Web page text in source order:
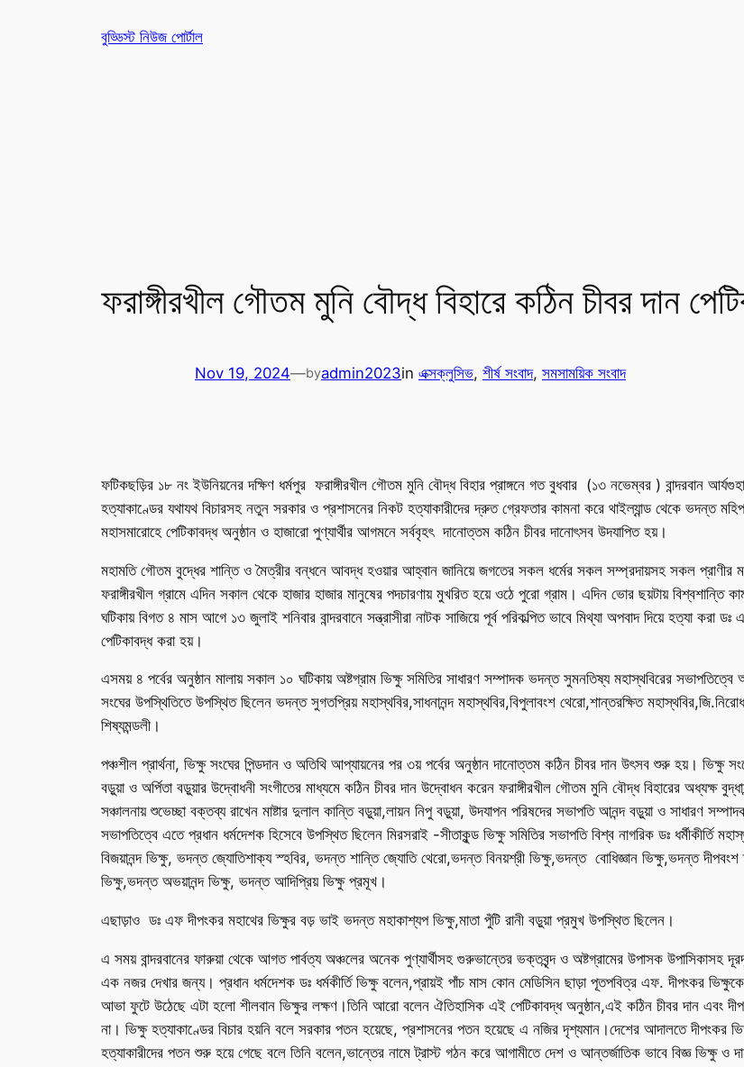
বুড্ডিস্ট নিউজ পোর্টাল
ফরাঙ্গীরখীল গৌতম মুনি বৌদ্ধ বিহারে কঠিন চীবর দান
Nov 19, 2024—byadmin2023in এক্সক্লুসিভ, শীর্ষ সংবাদ, সমসাময়িক সংবাদ
ফটিকছড়ির ১৮ নং ইউনিয়নের দক্ষিণ ধর্মপুর ফরাঙ্গীরখীল গৌতম মুনি বৌদ্ধ বিহার প্রাঙ্গনে গত বুধবার (১৩ নভেম্বর ) বান্দরবান
হত্যাকাণ্ডের যথাযথ বিচারসহ নতুন সরকার ও প্রশাসনের নিকট হত্যাকারীদের দ্রুত গ্রেফতার কামনা করে থাইল্যান্ড থেকে ভদন্ত
মহাসমারোহে পেটিকাবদ্ধ অনুষ্ঠান ও হাজারো পুণ্যার্থীর আগমনে সর্ববৃহৎ দানোত্তম কঠিন চীবর দানোৎসব উদযাপিত হয়।
মহামতি গৌতম বুদ্ধের শান্তি ও মৈত্রীর বন্ধনে আবদ্ধ হ‌ওয়ার আহ্বান জানিয়ে জগতের সকল ধর্মের সকল সম্প্রদায়সহ সকল প্রাণীর
ফরাঙ্গীরখীল গ্রামে এদিন সকাল থেকে হাজার হাজার মানুষের পদচারণায় মুখরিত হয়ে ওঠে পুরো গ্রাম। এদিন ভোর ছয়টায় বিশ্বশান্তি
ঘটিকায় বিগত ৪ মাস আগে ১৩ জুলাই শনিবার বান্দরবানে সন্ত্রাসীরা নাটক সাজিয়ে পূর্ব পরিকল্পিত ভাবে মিথ্যা অপবাদ দিয়ে হত্যা করা
পেটিকাবদ্ধ করা হয়।
এসময় ৪ পর্বের অনুষ্ঠান মালায় সকাল ১০ ঘটিকায় অষ্টগ্রাম ভিক্ষু সমিতির সাধারণ সম্পাদক ভদন্ত সুমনতিষ্য মহাস্থবিরের
সংঘের উপস্থিতিতে উপস্থিত ছিলেন ভদন্ত সুগতপ্রিয় মহাস্থবির,সাধনানন্দ মহাস্থবির,বিপুলাবংশ থেরো,শান্তরক্ষিত
শিষ্যমন্ডলী।
পঞ্চশীল প্রার্থনা, ভিক্ষু সংঘের পিন্ডদান ও অতিথি আপ্যায়নের পর ৩য় পর্বের অনুষ্ঠান দানোত্তম কঠিন চীবর দান উৎসব শুরু হয়। ভিক্ষু
বড়ুয়া ও অর্পিতা বড়ুয়ার উদ্বোধনী সংগীতের মাধ্যমে কঠিন চীবর দান উদ্বোধন করেন ফরাঙ্গীরখীল গৌতম মুনি বৌদ্ধ বিহারের অধ্যক্ষ
সঞ্চালনায় শুভেচ্ছা বক্তব্য রাখেন মাষ্টার দুলাল কান্তি বড়ুয়া,লায়ন নিপু বড়ুয়া, উদযাপন পরিষদের সভাপতি আনন্দ বড়ুয়া ও সাধারণ
সভাপতিত্বে এতে প্রধান ধর্মদেশক হিসেবে উপস্থিত ছিলেন মিরসরাই -সীতাকুন্ড ভিক্ষু সমিতির সভাপতি বিশ্ব নাগরিক ডঃ
বিজয়ানন্দ ভিক্ষু, ভদন্ত জ্যোতিশাক্য স্হবির, ভদন্ত শান্তি জ্যোতি থেরো,ভদন্ত বিনয়শ্রী ভিক্ষু,ভদন্ত বোধিজ্ঞান ভিক্ষু,ভদন্ত
ভিক্ষু,ভদন্ত অভয়ানন্দ ভিক্ষু, ভদন্ত আদিপ্রিয় ভিক্ষু প্রমূখ।
এছাড়াও ডঃ এফ দীপংকর মহাথের ভিক্ষুর বড় ভাই ভদন্ত মহাকাশ্যপ ভিক্ষু,মাতা পুঁটি রানী বড়ুয়া প্রমুখ উপস্থিত ছিলেন।
এ সময় বান্দরবানের ফারুয়া থেকে আগত পার্বত্য অঞ্চলের অনেক পুণ্যার্থীসহ গুরুভান্তের ভক্তবৃন্দ ও অষ্টগ্রামের উপাসক উপাসিকাসহ
এক নজর দেখার জন্য। প্রধান ধর্মদেশক ডঃ ধর্মকীর্তি ভিক্ষু বলেন,প্রায়ই পাঁচ মাস কোন মেডিসিন ছাড়া পূতপবিত্র এফ. দীপংকর
আভা ফুটে উঠেছে এটা হলো শীলবান ভিক্ষুর লক্ষণ।তিনি আরো বলেন ঐতিহাসিক এই পেটিকাবদ্ধ অনুষ্ঠান,এই কঠিন চীবর দান এবং
না। ভিক্ষু হত্যাকাণ্ডের বিচার হয়নি বলে সরকার পতন হয়েছে, প্রশাসনের পতন হয়েছে এ নজির দৃশ্যমান।দেশের আদালতে দীপংকর
হত্যাকারীদের পতন শুরু হয়ে গেছে বলে তিনি বলেন,ভান্তের নামে ট্রাস্ট গঠন করে আগামীতে দেশ ও আন্তর্জাতিক ভাবে বিজ্ঞ ভিক্ষু